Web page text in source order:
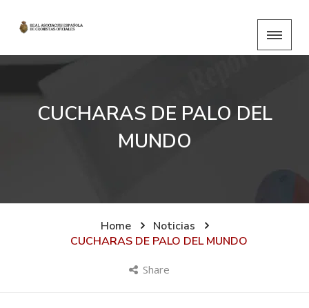
CUCHARAS DE PALO DEL
MUNDO
Home
Noticias
CUCHARAS DE PALO DEL MUNDO
Share